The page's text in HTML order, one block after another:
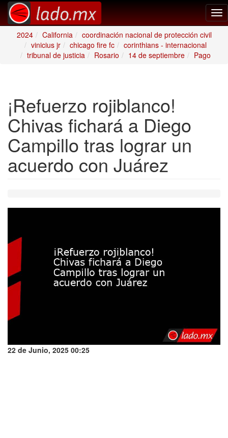
2024
California
coordinación nacional de protección civil
vinicius jr
chicago fire fc
corinthians - internacional
tribunal de justicia
Rosario 14 de septiembre Pago
¡Refuerzo rojiblanco!
Chivas fichará a Diego
Campillo tras lograr un
acuerdo con Juárez
22 de Junio, 2025 00:25